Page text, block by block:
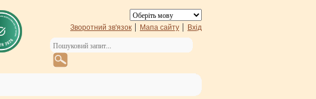
Зворотний зв'язок Мапа сайту Вхід